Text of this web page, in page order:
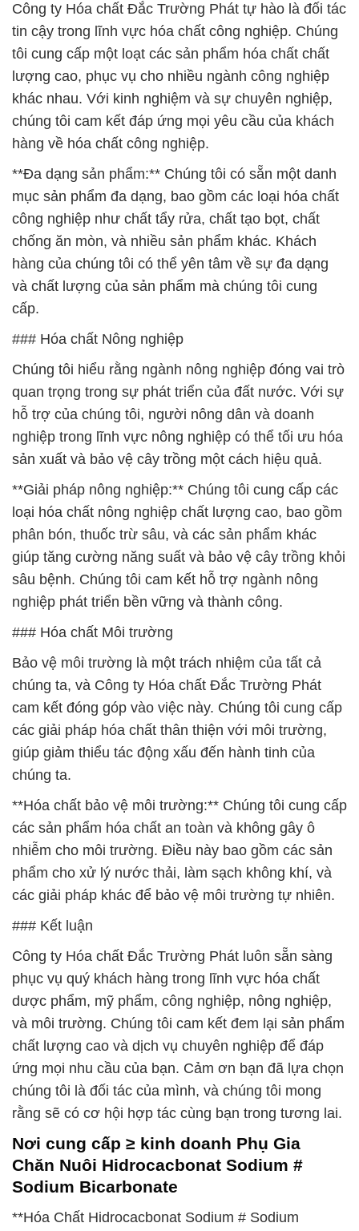
Công ty Hóa chất Đắc Trường Phát tự hào là đối tác
tin cậy trong lĩnh vực hóa chất công nghiệp. Chúng
tôi cung cấp một loạt các sản phẩm hóa chất chất
lượng cao, phục vụ cho nhiều ngành công nghiệp
khác nhau. Với kinh nghiệm và sự chuyên nghiệp,
chúng tôi cam kết đáp ứng mọi yêu cầu của khách
hàng về hóa chất công nghiệp.
**Đa dạng sản phẩm:** Chúng tôi có sẵn một danh
mục sản phẩm đa dạng, bao gồm các loại hóa chất
công nghiệp như chất tẩy rửa, chất tạo bọt, chất
chống ăn mòn, và nhiều sản phẩm khác. Khách
hàng của chúng tôi có thể yên tâm về sự đa dạng
và chất lượng của sản phẩm mà chúng tôi cung
cấp.
### Hóa chất Nông nghiệp
Chúng tôi hiểu rằng ngành nông nghiệp đóng vai trò
quan trọng trong sự phát triển của đất nước. Với sự
hỗ trợ của chúng tôi, người nông dân và doanh
nghiệp trong lĩnh vực nông nghiệp có thể tối ưu hóa
sản xuất và bảo vệ cây trồng một cách hiệu quả.
**Giải pháp nông nghiệp:** Chúng tôi cung cấp các
loại hóa chất nông nghiệp chất lượng cao, bao gồm
phân bón, thuốc trừ sâu, và các sản phẩm khác
giúp tăng cường năng suất và bảo vệ cây trồng khỏi
sâu bệnh. Chúng tôi cam kết hỗ trợ ngành nông
nghiệp phát triển bền vững và thành công.
### Hóa chất Môi trường
Bảo vệ môi trường là một trách nhiệm của tất cả
chúng ta, và Công ty Hóa chất Đắc Trường Phát
cam kết đóng góp vào việc này. Chúng tôi cung cấp
các giải pháp hóa chất thân thiện với môi trường,
giúp giảm thiểu tác động xấu đến hành tinh của
chúng ta.
**Hóa chất bảo vệ môi trường:** Chúng tôi cung cấp
các sản phẩm hóa chất an toàn và không gây ô
nhiễm cho môi trường. Điều này bao gồm các sản
phẩm cho xử lý nước thải, làm sạch không khí, và
các giải pháp khác để bảo vệ môi trường tự nhiên.
### Kết luận
Công ty Hóa chất Đắc Trường Phát luôn sẵn sàng
phục vụ quý khách hàng trong lĩnh vực hóa chất
dược phẩm, mỹ phẩm, công nghiệp, nông nghiệp,
và môi trường. Chúng tôi cam kết đem lại sản phẩm
chất lượng cao và dịch vụ chuyên nghiệp để đáp
ứng mọi nhu cầu của bạn. Cảm ơn bạn đã lựa chọn
chúng tôi là đối tác của mình, và chúng tôi mong
rằng sẽ có cơ hội hợp tác cùng bạn trong tương lai.
Nơi cung cấp ≥ kinh doanh Phụ Gia
Chăn Nuôi Hidrocacbonat Sodium #
Sodium Bicarbonate
**Hóa Chất Hidrocacbonat Sodium # Sodium